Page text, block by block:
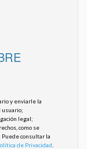
y enviarle la
legal;
como se
Puede consultar la
de Privacidad